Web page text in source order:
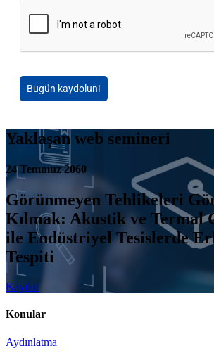
Bugün kaydolun!
Yaklaşan web semineri
24 Temmuz 2060
Görünmeyen Tehlikeleri
Kılmak: Akustik ve Termal
ile Endüstriyel Tesislerde
Tespiti
Kaydol
Konular
Aydınlatma